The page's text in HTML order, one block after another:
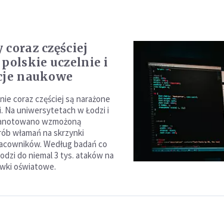
coraz częściej
uczelnie i
naukowe
coraz częściej są narażone
Na uniwersytetach w Łodzi i
wzmożoną
włamań na skrzynki
Według badań co
do niemal 3 tys. ataków na
oświatowe.